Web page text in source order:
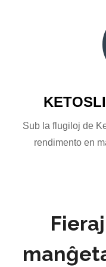
Sub la flugiloj de
rendimento en